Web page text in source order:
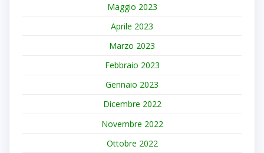
Maggio 2023
Aprile 2023
Marzo 2023
Febbraio 2023
Gennaio 2023
Dicembre 2022
Novembre 2022
Ottobre 2022